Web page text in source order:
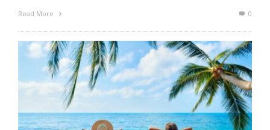
Read More 0